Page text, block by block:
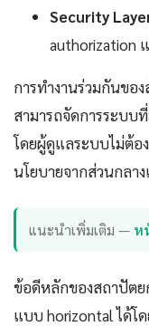
Security
authorization
การทำงานร่วมกันขอ
สามารถจัดการระบบ
โดยผู้ดูแลระบบไม่ต้อ
นโยบายจากส่วนกลา
แนะนำเพิ่มเติม — ห
ข้อดีหลักของสถาปัตย
แบบ horizontal ได้โ